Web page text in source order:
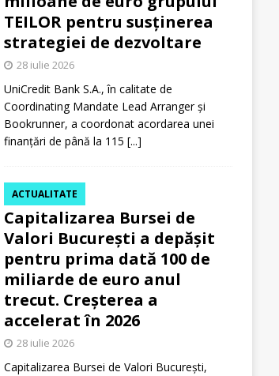
TEILOR pentru susținerea
strategiei de dezvoltare
28 iulie 2026
UniCredit Bank S.A., în calitate de
Coordinating Mandate Lead Arranger și
Bookrunner, a coordonat acordarea unei
finanțări de până la 115 [...]
Capitalizarea Bursei de
Valori București a depășit
pentru prima dată 100 de
miliarde de euro anul
trecut. Creșterea a
accelerat în 2026
ACTUALITATE
28 iulie 2026
Capitalizarea Bursei de Valori București,